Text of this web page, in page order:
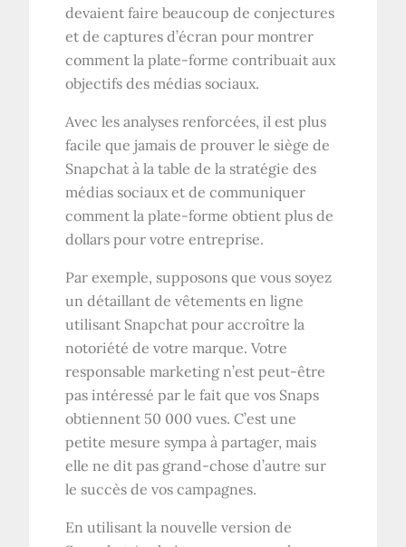
devaient faire beaucoup de conjectures
et de captures d’écran pour montrer
comment la plate-forme contribuait aux
objectifs des médias sociaux.
Avec les analyses renforcées, il est plus
facile que jamais de prouver le siège de
Snapchat à la table de la stratégie des
médias sociaux et de communiquer
comment la plate-forme obtient plus de
dollars pour votre entreprise.
Par exemple, supposons que vous soyez
un détaillant de vêtements en ligne
utilisant Snapchat pour accroître la
notoriété de votre marque. Votre
responsable marketing n’est peut-être
pas intéressé par le fait que vos Snaps
obtiennent 50 000 vues. C’est une
petite mesure sympa à partager, mais
elle ne dit pas grand-chose d’autre sur
le succès de vos campagnes.
En utilisant la nouvelle version de